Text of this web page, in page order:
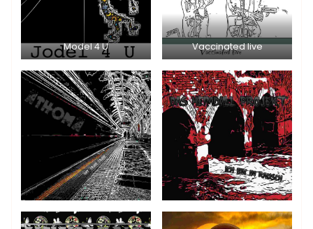
Model 4 U Vaccinated live